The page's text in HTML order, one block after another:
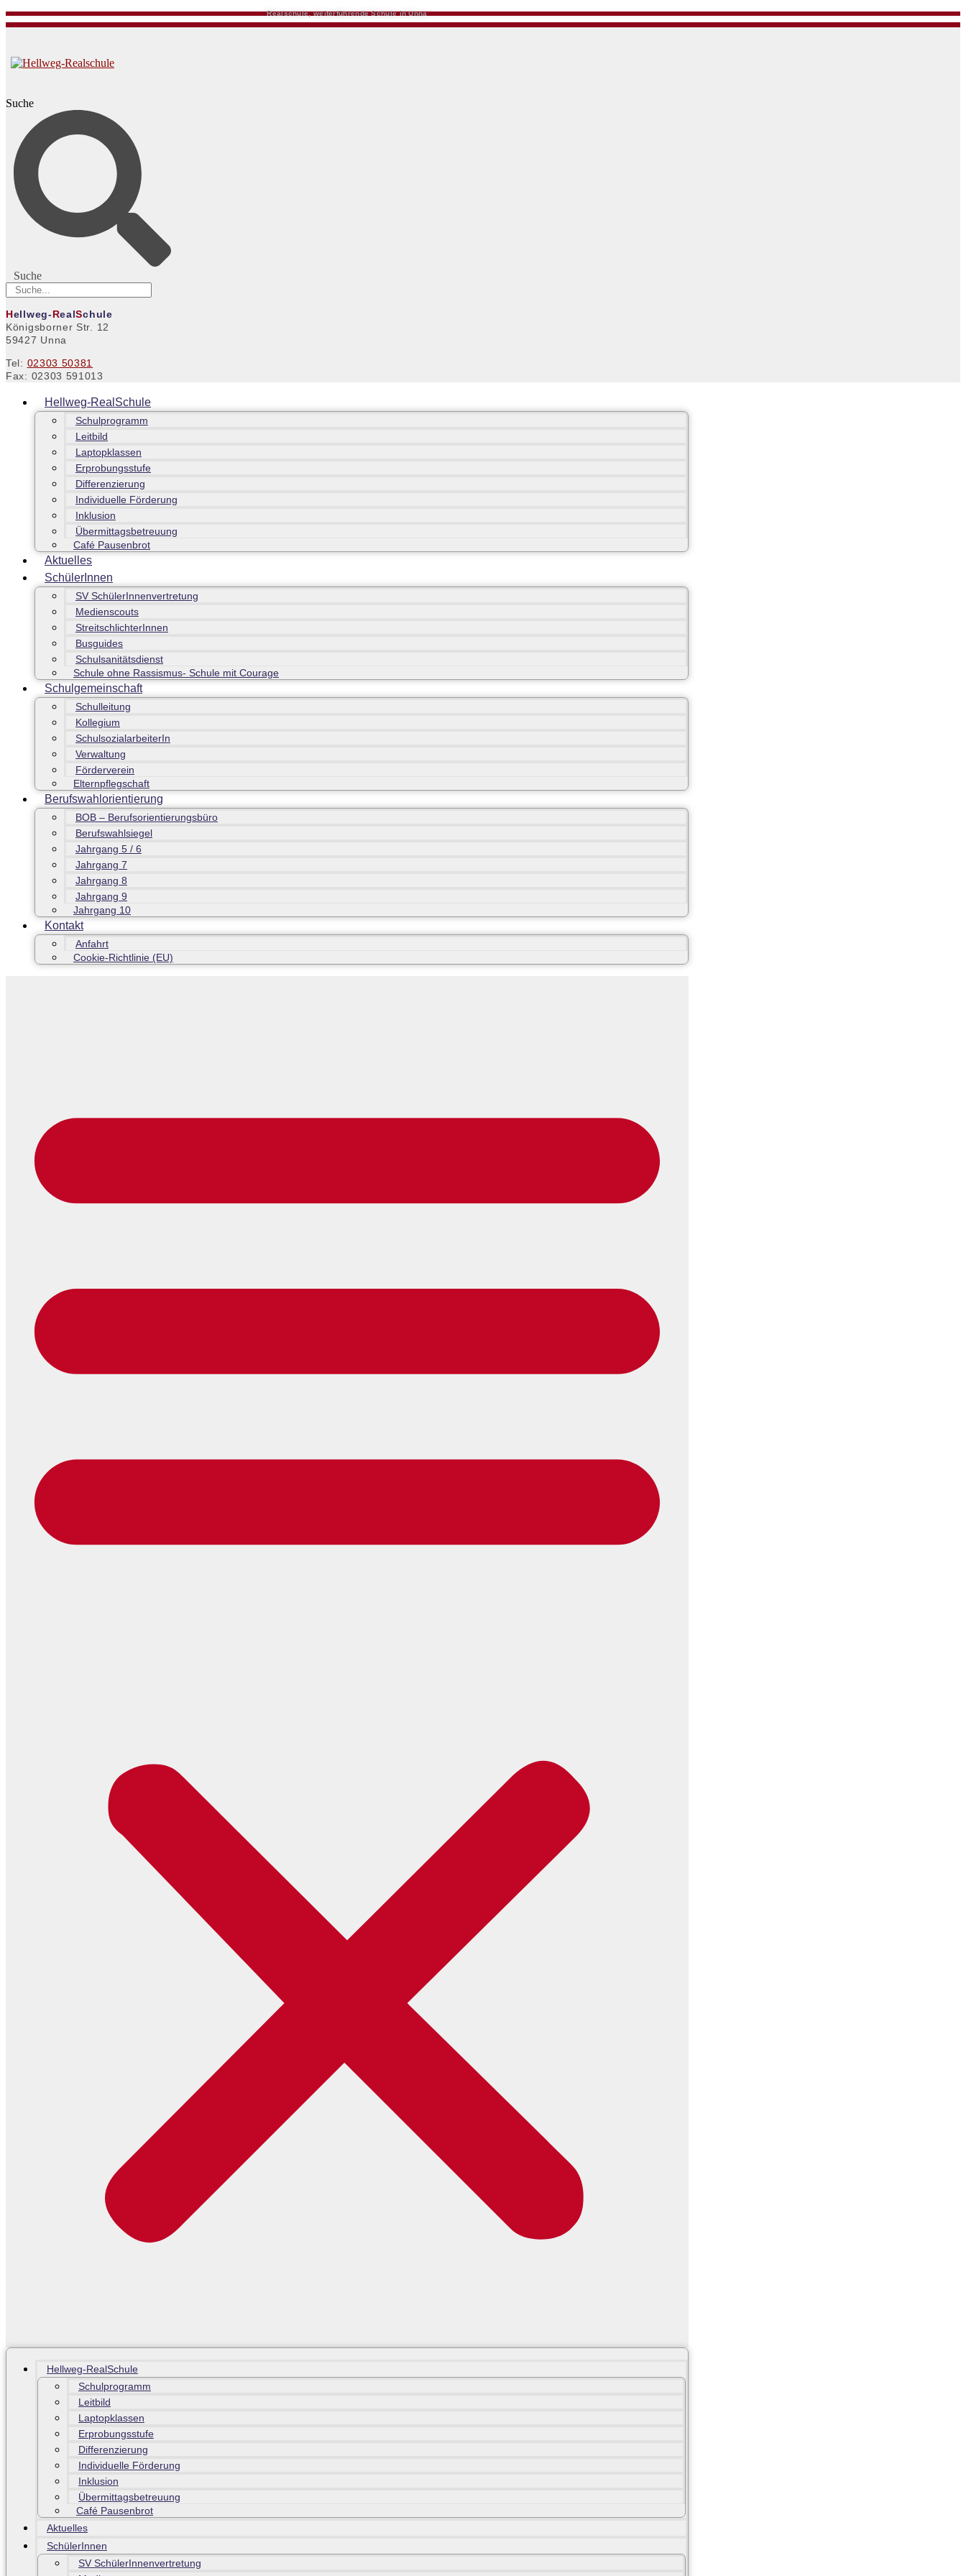
Realschule, weiterführende Schule in Unna
Suche
Suche
Hellweg-RealSchule
Königsborner Str. 12
59427 Unna
Tel: 02303 50381
Fax: 02303 591013
Hellweg-RealSchule
Schulprogramm
Leitbild
Laptopklassen
Erprobungsstufe
Differenzierung
Individuelle Förderung
Inklusion
Übermittagsbetreuung
Café Pausenbrot
Aktuelles
SchülerInnen
SV SchülerInnenvertretung
Medienscouts
StreitschlichterInnen
Busguides
Schulsanitätsdienst
Schule ohne Rassismus- Schule mit Courage
Schulgemeinschaft
Schulleitung
Kollegium
SchulsozialarbeiterIn
Verwaltung
Förderverein
Elternpflegschaft
Berufswahlorientierung
BOB – Berufsorientierungsbüro
Berufswahlsiegel
Jahrgang 5 / 6
Jahrgang 7
Jahrgang 8
Jahrgang 9
Jahrgang 10
Kontakt
Anfahrt
Cookie-Richtlinie (EU)
Hellweg-RealSchule
Schulprogramm
Leitbild
Laptopklassen
Erprobungsstufe
Differenzierung
Individuelle Förderung
Inklusion
Übermittagsbetreuung
Café Pausenbrot
Aktuelles
SchülerInnen
SV SchülerInnenvertretung